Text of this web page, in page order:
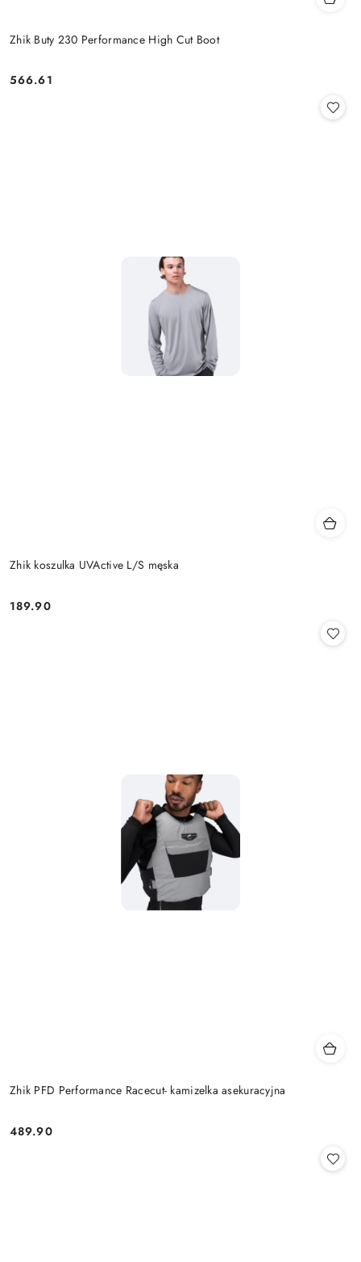
Zhik Buty 230 Performance High Cut Boot
Cena:
566.61
Zhik koszulka UVActive L/S męska
Cena:
189.90
Zhik PFD Performance Racecut- kamizelka asekuracyjna
Cena:
489.90